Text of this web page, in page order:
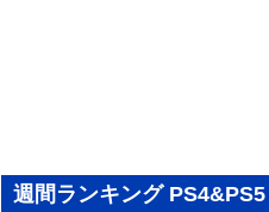
週間ランキング